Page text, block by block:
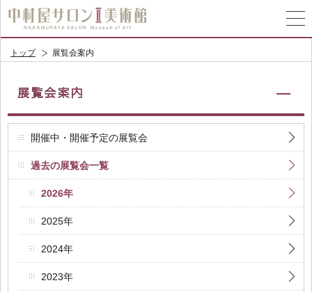
トップ 展覧会案内
開催中・開催予定の展覧会
過去の展覧会一覧
2026年
2025年
2024年
2023年